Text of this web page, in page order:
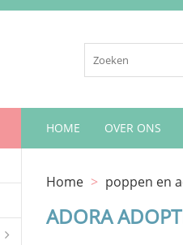
HOME OVER ONS
Home > poppen en
ADORA